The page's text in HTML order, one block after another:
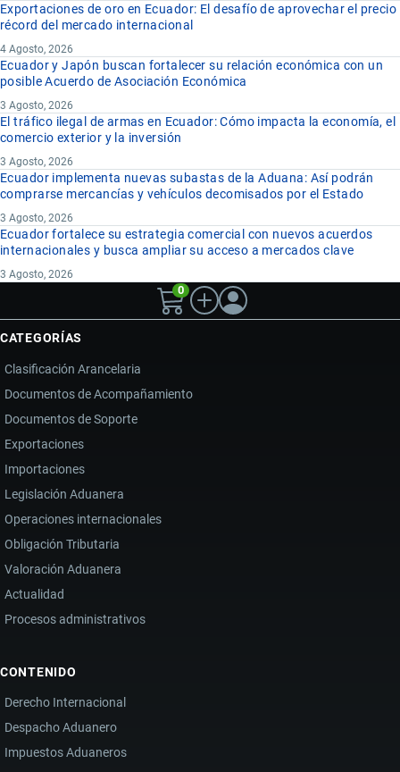
Exportaciones de oro en Ecuador: El desafío de aprovechar el precio
récord del mercado internacional
4 Agosto, 2026
Ecuador y Japón buscan fortalecer su relación económica con un
posible Acuerdo de Asociación Económica
3 Agosto, 2026
El tráfico ilegal de armas en Ecuador: Cómo impacta la economía, el
comercio exterior y la inversión
3 Agosto, 2026
Ecuador implementa nuevas subastas de la Aduana: Así podrán
comprarse mercancías y vehículos decomisados por el Estado
3 Agosto, 2026
Ecuador fortalece su estrategia comercial con nuevos acuerdos
internacionales y busca ampliar su acceso a mercados clave
3 Agosto, 2026
0
CATEGORÍAS
Clasificación Arancelaria
Documentos de Acompañamiento
Documentos de Soporte
Exportaciones
Importaciones
Legislación Aduanera
Operaciones internacionales
Obligación Tributaria
Valoración Aduanera
Actualidad
Procesos administrativos
CONTENIDO
Derecho Internacional
Despacho Aduanero
Impuestos Aduaneros